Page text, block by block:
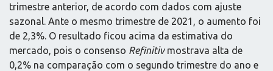
trimestre anterior, de acordo com dados com ajuste
sazonal. Ante o mesmo trimestre de 2021, o aumento foi
de 2,3%. O resultado ficou acima da estimativa do
mercado, pois o consenso Refinitivmostrava alta de
0,2% na comparação com o segundo trimestre do ano e